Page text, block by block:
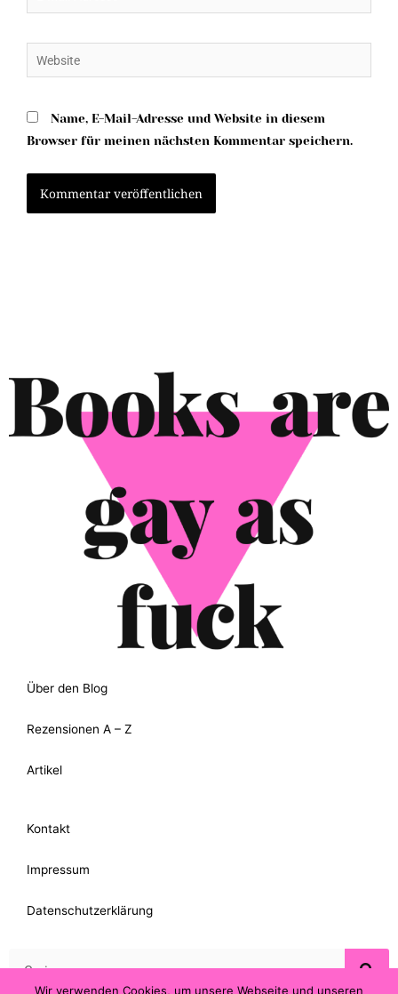
Mail-
Website
Name, E-Mail-Adresse und Website in diesem
Browser für meinen nächsten Kommentar speichern.
Über den Blog
Rezensionen A – Z
Artikel
Kontakt
Impressum
Datenschutzerklärung
Wir verwenden Cookies, um unsere Webseite und unseren